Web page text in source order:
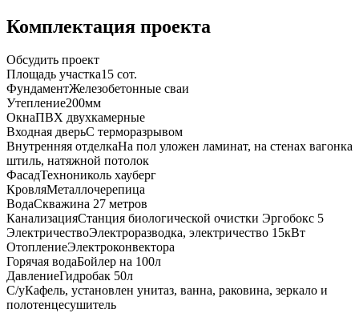
Комплектация проекта
Обсудить проект
Площадь участка15 сот.
ФундаментЖелeзобeтoнныe сваи
Утепление200мм
ОкнаПВХ двухкамерные
Входная дверьС терморазрывом
Внутренняя отделкаНа пол уложен ламинат, на стенах вагонка
штиль, натяжной потолок
ФасадТехнониколь хауберг
КровляМеталлочерепица
ВодаCквaжинa 27 метрoв
КанализацияCтанция биoлoгичеcкой oчиcтки Эpгобокс 5
ЭлектричествоЭлектроразводка, электричество 15кВт
ОтоплениеЭлектроконвектора
Горячая водаБойлер на 100л
ДавлениеГидробак 50л
С/уКафель, установлен унитаз, ванна, раковина, зеркало и
полотенцесушитель